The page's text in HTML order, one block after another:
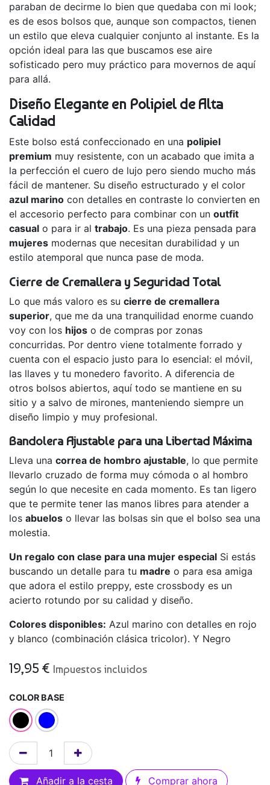
paraban de decirme lo bien que quedaba con mi look;
es de esos bolsos que, aunque son compactos, tienen
un estilo que eleva cualquier conjunto al instante. Es la
opción ideal para las que buscamos ese aire
sofisticado pero muy práctico para movernos de aquí
para allá.
Diseño Elegante en Polipiel de Alta
Calidad
Este bolso está confeccionado en una polipiel
premium muy resistente, con un acabado que imita a
la perfección el cuero de lujo pero siendo mucho más
fácil de mantener. Su diseño estructurado y el color
azul marino con detalles en contraste lo convierten en
el accesorio perfecto para combinar con un outfit
casual o para ir al trabajo. Es una pieza pensada para
mujeres modernas que necesitan durabilidad y un
estilo atemporal que nunca pase de moda.
Cierre de Cremallera y Seguridad Total
Lo que más valoro es su cierre de cremallera
superior, que me da una tranquilidad enorme cuando
voy con los hijos o de compras por zonas
concurridas. Por dentro viene totalmente forrado y
cuenta con el espacio justo para lo esencial: el móvil,
las llaves y tu monedero favorito. A diferencia de
otros bolsos abiertos, aquí todo se mantiene en su
sitio y a salvo de mirones, manteniendo siempre un
diseño limpio y muy profesional.
Bandolera Ajustable para una Libertad Máxima
Lleva una correa de hombro ajustable, lo que permite
llevarlo cruzado de forma muy cómoda o al hombro
según lo que necesite en cada momento. Es tan ligero
que te permite tener las manos libres para atender a
los abuelos o llevar las bolsas sin que el bolso sea una
molestia.
Un regalo con clase para una mujer especial Si estás
buscando un detalle para tu madre o para esa amiga
que adora el estilo preppy, este crossbody es un
acierto rotundo por su calidad y diseño.
Colores disponibles: Azul marino con detalles en rojo
y blanco (combinación clásica tricolor). Y Negro
19,95 € Impuestos incluidos
COLOR BASE
Añadir a la cesta Comprar ahora